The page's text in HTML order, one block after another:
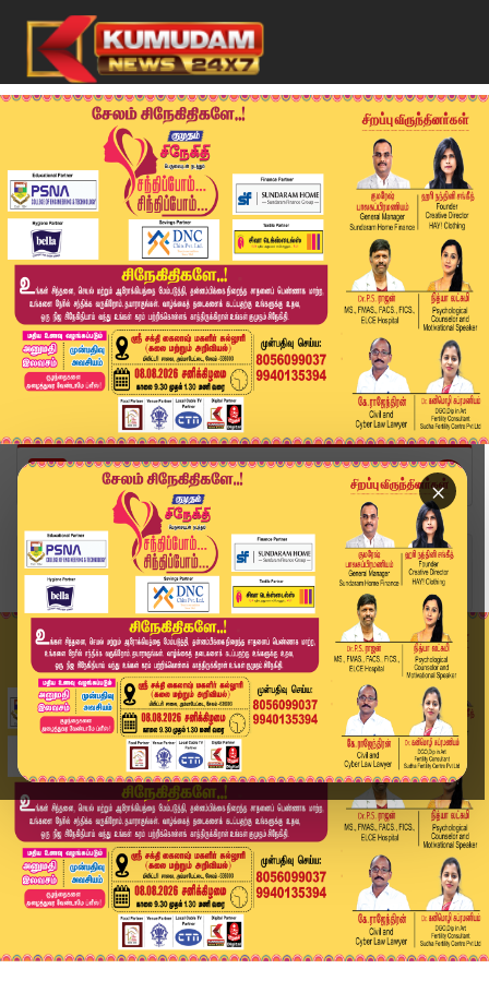
×
Home
வீடியோ ஸ்டோரி
Malayalam Actor Sreenivasan | நடிகர் ஸ்ரீனிவாசன...